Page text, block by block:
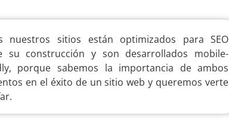
nuestros sitios están optimizados para SEO
su construcción y son desarrollados mobile-
porque sabemos la importancia de ambos
en el éxito de un sitio web y queremos verte